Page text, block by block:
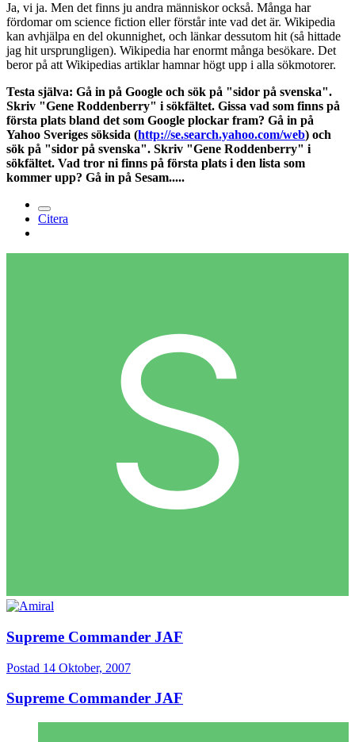
Ja, vi ja. Men det finns ju andra människor också. Många har
fördomar om science fiction eller förstår inte vad det är. Wikipedia
kan avhjälpa en del okunnighet, och länkar dessutom hit (så hittade
jag hit ursprungligen). Wikipedia har enormt många besökare. Det
beror på att Wikipedias artiklar hamnar högt upp i alla sökmotorer.
Testa själva: Gå in på Google och sök på "sidor på svenska".
Skriv "Gene Roddenberry" i sökfältet. Gissa vad som finns på
första plats bland det som Google plockar fram? Gå in på
Yahoo Sveriges söksida (http://se.search.yahoo.com/web) och
sök på "sidor på svenska". Skriv "Gene Roddenberry" i
sökfältet. Vad tror ni finns på första plats i den lista som
kommer upp? Gå in på Sesam.....
Citera
Supreme Commander JAF
Postad 14 Oktober, 2007
Supreme Commander JAF